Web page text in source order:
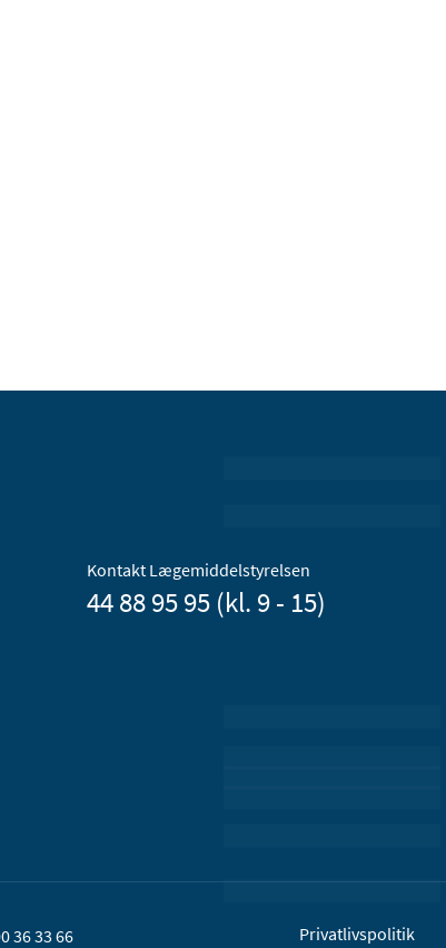
Kontakt Lægemiddelstyrelsen
44 88 95 95 (kl. 9 - 15)
36 33 66 Privatlivspolitik